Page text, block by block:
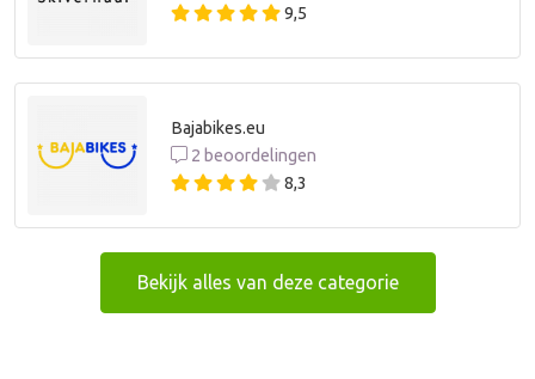
9,5
Bajabikes.eu
2 beoordelingen
8,3
Bekijk alles van deze categorie